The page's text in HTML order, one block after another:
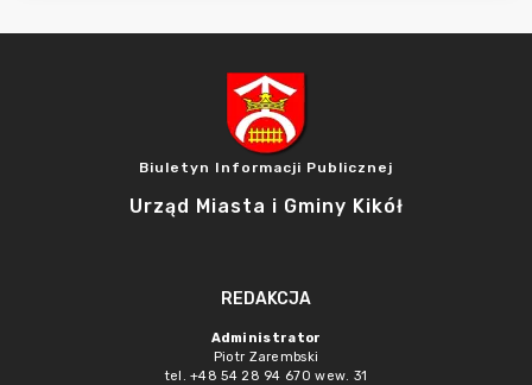
Biuletyn Informacji Publicznej
Urząd Miasta i Gminy Kikół
REDAKCJA
Administrator
Piotr Zarembski
tel. +48 54 28 94 670 wew. 31